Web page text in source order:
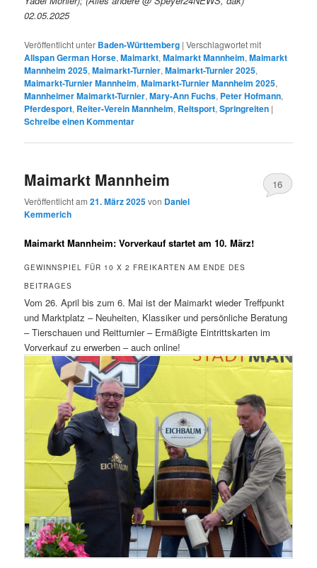
02.05.2025
Veröffentlicht unter Baden-Württemberg |Verschlagwortet mit
Allspan German Horse,Maimarkt,Maimarkt Mannheim,Maimarkt
Mannheim 2025,Maimarkt-Turnier,Maimarkt-Turnier 2025,
Maimarkt-Turnier Mannheim,Maimarkt-Turnier Mannheim 2025,
Mannheimer Maimarkt-Turnier,Mary-Ann Fuchs, Peter Hofmann,
Pferdesport, Reiter-Verein Mannheim, Reitsport,Springreiten |
Schreibe einen Kommentar
Maimarkt Mannheim
Veröffentlicht am21. März 2025von Daniel
Kemmerich
16
Maimarkt Mannheim: Vorverkauf startet am 10. März!
GEWINNSPIEL FÜR 10 X 2 FREIKARTEN AM ENDE DES
BEITRAGES
Vom 26. April bis zum 6. Mai ist der Maimarkt wieder Treffpunkt
und Marktplatz – Neuheiten, Klassiker und persönliche Beratung
– Tierschauen und Reitturnier – Ermäßigte Eintrittskarten im
Vorverkauf zu erwerben – auch online!